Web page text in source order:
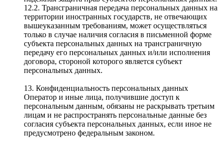
12.2. Трансграничная передача персональных данных на
территории иностранных государств, не отвечающих
вышеуказанным требованиям, может осуществляться
только в случае наличия согласия в письменной форме
субъекта персональных данных на трансграничную
передачу его персональных данных и/или исполнения
договора, стороной которого является субъект
персональных данных.
13. Конфиденциальность персональных данных
Оператор и иные лица, получившие доступ к
персональным данным, обязаны не раскрывать третьим
лицам и не распространять персональные данные без
согласия субъекта персональных данных, если иное не
предусмотрено федеральным законом.